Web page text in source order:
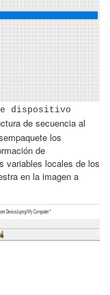
dispositivo
de secuencia al
los
de
variables locales de los
en la imagen a